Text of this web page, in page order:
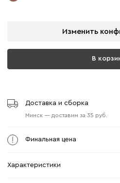
Изменить
В
Доставка и сборка
Минск — доставим за 35
Финальная цена
Характеристики